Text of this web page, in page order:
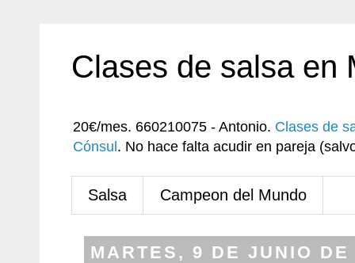
Clases de salsa en
20€/mes. 660210075 - Antonio. Clases de
Cónsul . No hace falta acudir en pareja
Salsa Campeon del Mundo
MARTES, 9 DE JUNIO DE